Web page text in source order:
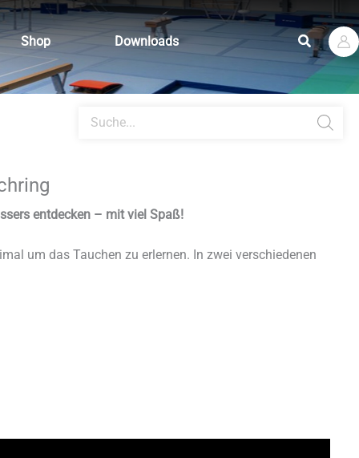
Shop Downloads Suchen
search
entdecken – mit viel Spaß!
um das Tauchen zu erlernen. In zwei verschiedenen